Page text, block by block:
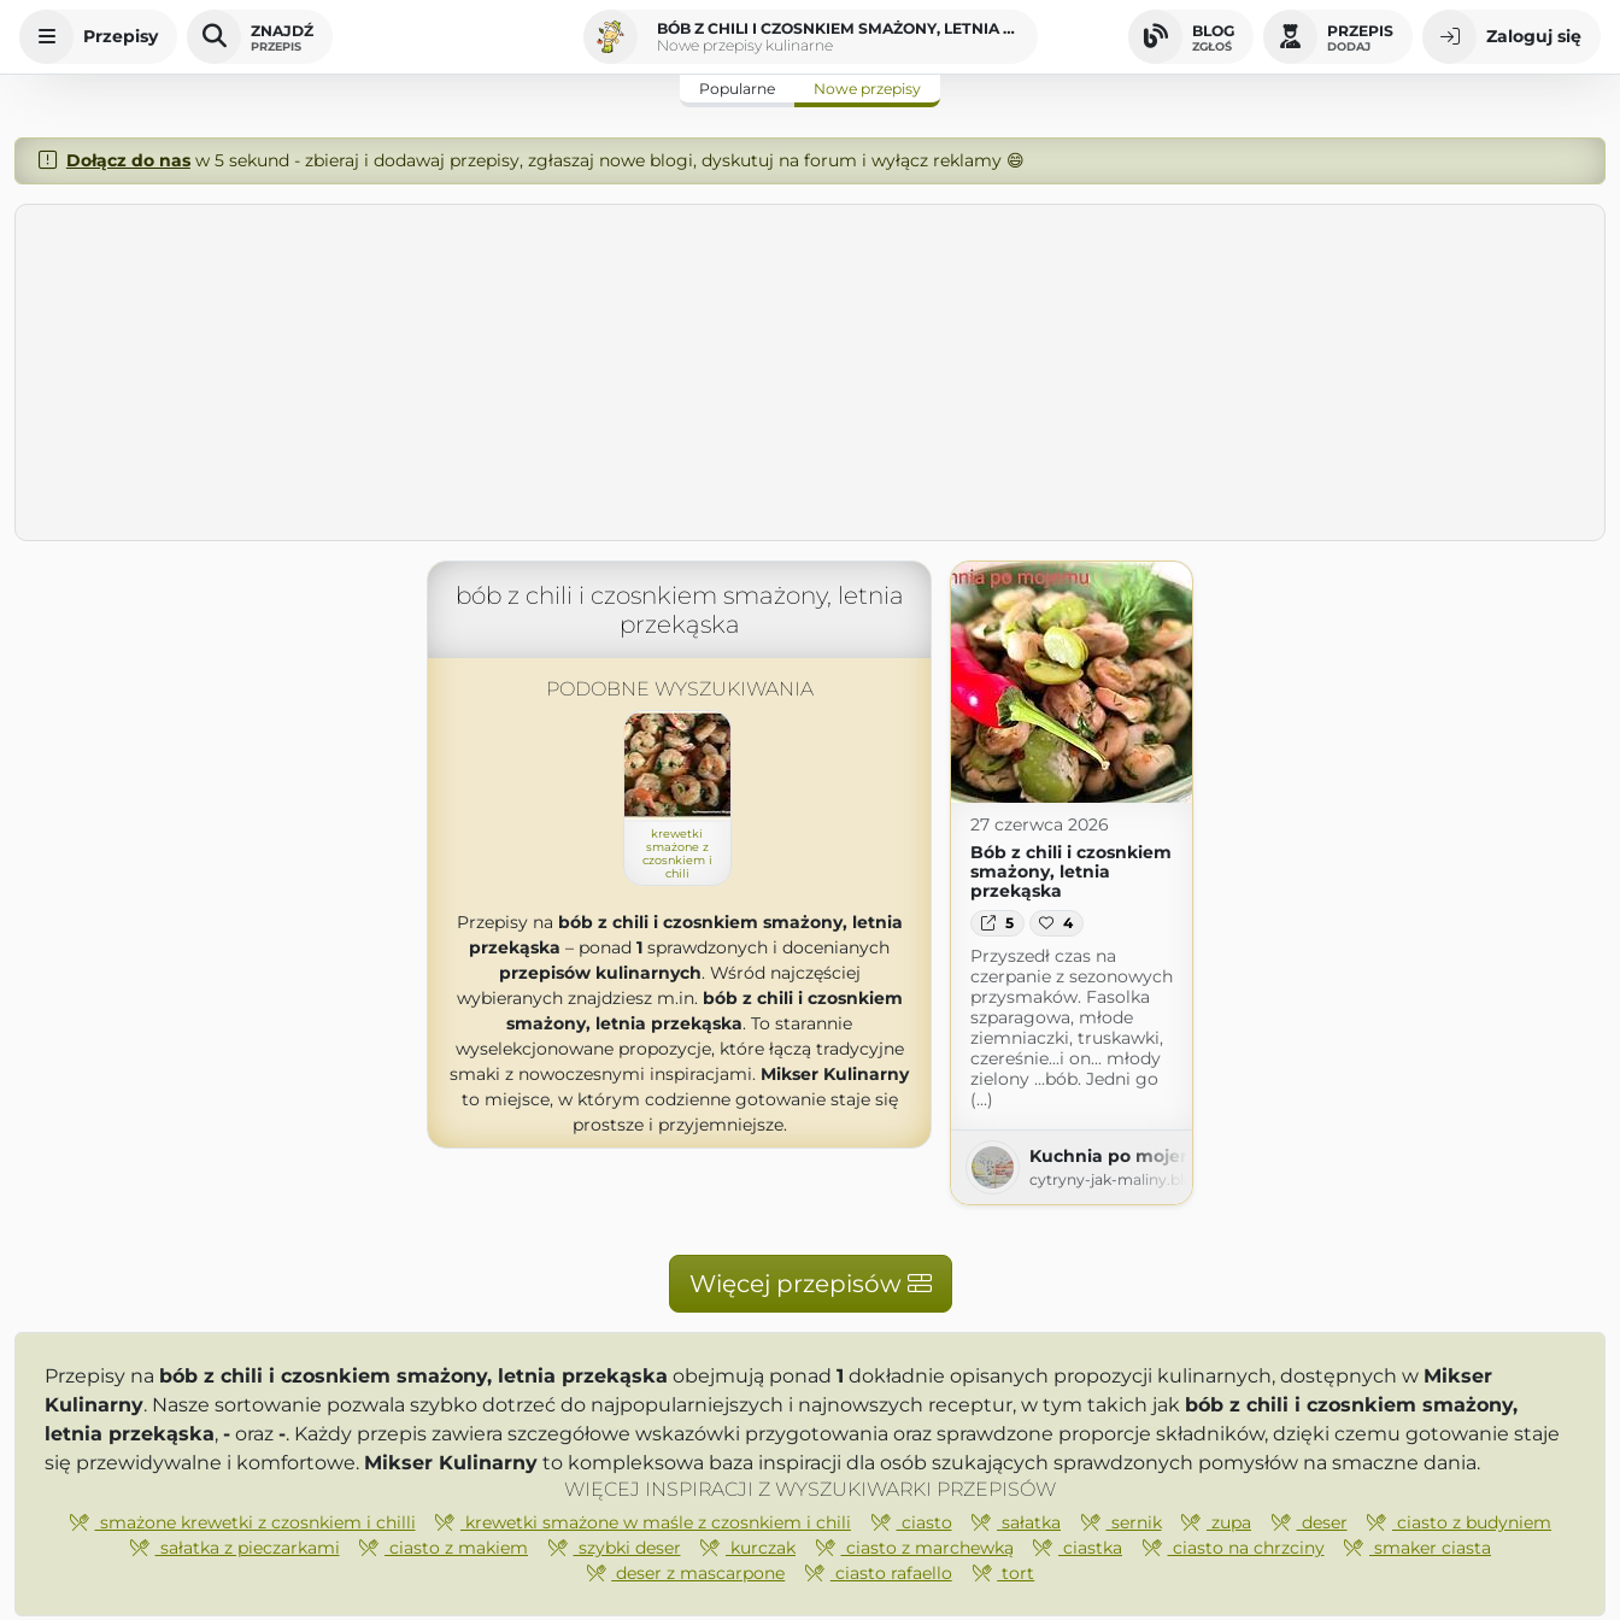
Przepisy ZNAJDŹ
PRZEPIS
BÓB Z CHILI I CZOSNKIEM SMAŻONY, LETNIA PRZEKĄSKA
Nowe przepisy kulinarne
BLOG
ZGŁOŚ
PRZEPIS
DODAJ Zaloguj się
Popularne Nowe przepisy
Dołącz do nasw 5 sekund - zbieraj i dodawaj przepisy, zgłaszaj nowe blogi, dyskutuj na forum i wyłącz reklamy 😄
bób z chili i czosnkiem smażony, letnia
przekąska
PODOBNE WYSZUKIWANIA
krewetki
smażone z
czosnkiem i
chili
Przepisy na bób z chili i czosnkiem smażony, letnia
przekąska – ponad 1 sprawdzonych i docenianych
przepisów kulinarnych. Wśród najczęściej
wybieranych znajdziesz m.in. bób z chili i czosnkiem
smażony, letnia przekąska. To starannie
wyselekcjonowane propozycje, które łączą tradycyjne
smaki z nowoczesnymi inspiracjami. Mikser Kulinarny
to miejsce, w którym codzienne gotowanie staje się
prostsze i przyjemniejsze.
27 czerwca 2026
Bób z chili i czosnkiem
smażony, letnia
przekąska
5 4
Przyszedł czas na
czerpanie z sezonowych
przysmaków. Fasolka
szparagowa, młode
ziemniaczki, truskawki,
czereśnie...i on... młody
zielony ...bób. Jedni go
(...)
Kuchnia po mojemu
cytryny-jak-maliny.blogspot.com
Więcej przepisów
Przepisy na bób z chili i czosnkiem smażony, letnia przekąska obejmują ponad 1 dokładnie opisanych propozycji kulinarnych, dostępnych w Mikser
Kulinarny. Nasze sortowanie pozwala szybko dotrzeć do najpopularniejszych i najnowszych receptur, w tym takich jak bób z chili i czosnkiem smażony,
letnia przekąska, - oraz -. Każdy przepis zawiera szczegółowe wskazówki przygotowania oraz sprawdzone proporcje składników, dzięki czemu gotowanie staje
się przewidywalne i komfortowe. Mikser Kulinarny to kompleksowa baza inspiracji dla osób szukających sprawdzonych pomysłów na smaczne dania.
WIĘCEJ INSPIRACJI Z WYSZUKIWARKI PRZEPISÓW
smażone krewetki z czosnkiem i chilli krewetki smażone w maśle z czosnkiem i chili ciasto sałatka sernik zupa deser
ciasto z budyniem
sałatka z pieczarkami
ciasto z makiem szybki deser kurczak ciasto z marchewką ciastka ciasto na chrzciny
smaker ciasta
deser z mascarpone
ciasto rafaello tort